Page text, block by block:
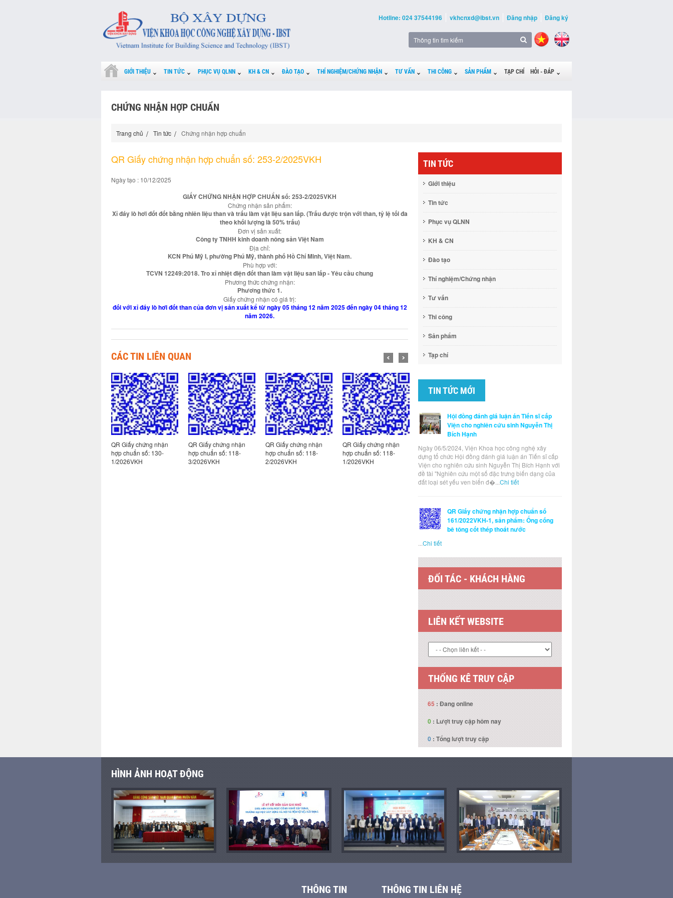
Hotline: 024 37544196 vkhcnxd@ibst.vn Đăng nhập Đăng ký
GIỚI THIỆU TIN TỨC PHỤC VỤ QLNN KH & CN ĐÀO TẠO THÍ NGHIỆM/CHỨNG NHẬN TƯ VẤN THI CÔNG SẢN PHẨM TẠP CHÍ HỎI - ĐÁP
CHỨNG NHẬN HỢP CHUẨN
Trang chủ Tin tức Chứng nhận hợp chuẩn
QR Giấy chứng nhận hợp chuẩn số: 253-2/2025VKH
Ngày tạo : 10/12/2025
GIẤY CHỨNG NHẬN HỢP CHUẨN số: 253-2/2025VKH
Chứng nhận sản phẩm:
Xỉ đáy lò hơi đốt đốt bằng nhiên liệu than và trấu làm vật liệu san lấp. (Trấu được trộn với than, tỷ lệ tối đa
theo khối lượng là 50% trấu)
Đơn vị sản xuất:
Công ty TNHH kinh doanh nông sản Việt Nam
Địa chỉ:
KCN Phú Mỹ I, phường Phú Mỹ, thành phố Hồ Chí Minh, Việt Nam.
Phù hợp với:
TCVN 12249:2018. Tro xỉ nhiệt điện đốt than làm vật liệu san lấp - Yêu cầu chung
Phương thức chứng nhận:
Phương thức 1.
Giấy chứng nhận có giá trị:
đối với xỉ đáy lò hơi đốt than của đơn vị sản xuất kể từ ngày 05 tháng 12 năm 2025 đến ngày 04 tháng 12
năm 2026.
CÁC TIN LIÊN QUAN
QR Giấy chứng nhận
QR Giấy chứng nhận
hợp chuẩn số: 118-
3/2026VKH
QR Giấy chứng nhận
hợp chuẩn số: 118-
2/2026VKH
QR Giấy chứng nhận
hợp chuẩn số: 118-
1/2026VKH
QR Giấy chứng nhận
hợp chuẩn số: 072-
2/2026VKH
QR Giấy chứng nhận
hợp chuẩn số: 124-
3/2026VKH
QR Giấy chứng nhận
hợp chuẩn số: 124-
2/2026VKH
TIN TỨC
Giới thiệu
Tin tức
Phục vụ QLNN
KH & CN
Đào tạo
Thí nghiệm/Chứng nhận
Tư vấn
Thi công
Sản phẩm
Tạp chí
TIN TỨC MỚI
Hội đồng đánh giá luận án Tiến sĩ cấp
Viện cho nghiên cứu sinh Nguyễn Thị
Bích Hạnh
Ngày 06/5/2024, Viện Khoa học công nghệ xây
dựng tổ chức Hội đồng đánh giá luận án Tiến sĩ cấp
Viện cho nghiên cứu sinh Nguyễn Thị Bích Hạnh với
đề tài "Nghiên cứu một số đặc trưng biến dạng của
đất loại sét yếu ven biển đ�...Chi tiết
QR Giấy chứng nhận hợp chuẩn số
161/2022VKH-1, sản phẩm: Ống cống
bê tông cốt thép thoát nước
...Chi tiết
ĐỐI TÁC - KHÁCH HÀNG
LIÊN KẾT WEBSITE
THỐNG KÊ TRUY CẬP
65 : Đang online
0 : Lượt truy cập hôm nay
0 : Tổng lượt truy cập
HÌNH ẢNH HOẠT ĐỘNG
THÔNG TIN THÔNG TIN LIÊN HỆ